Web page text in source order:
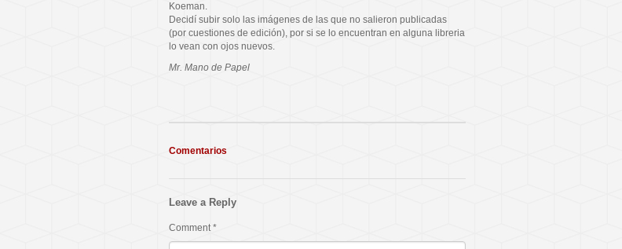
Koeman.
Decidí subir solo las imágenes de las que no salieron publicadas
(por cuestiones de edición), por si se lo encuentran en alguna libreria
lo vean con ojos nuevos.
Mr. Mano de Papel
Comentarios
Leave a Reply
Comment *